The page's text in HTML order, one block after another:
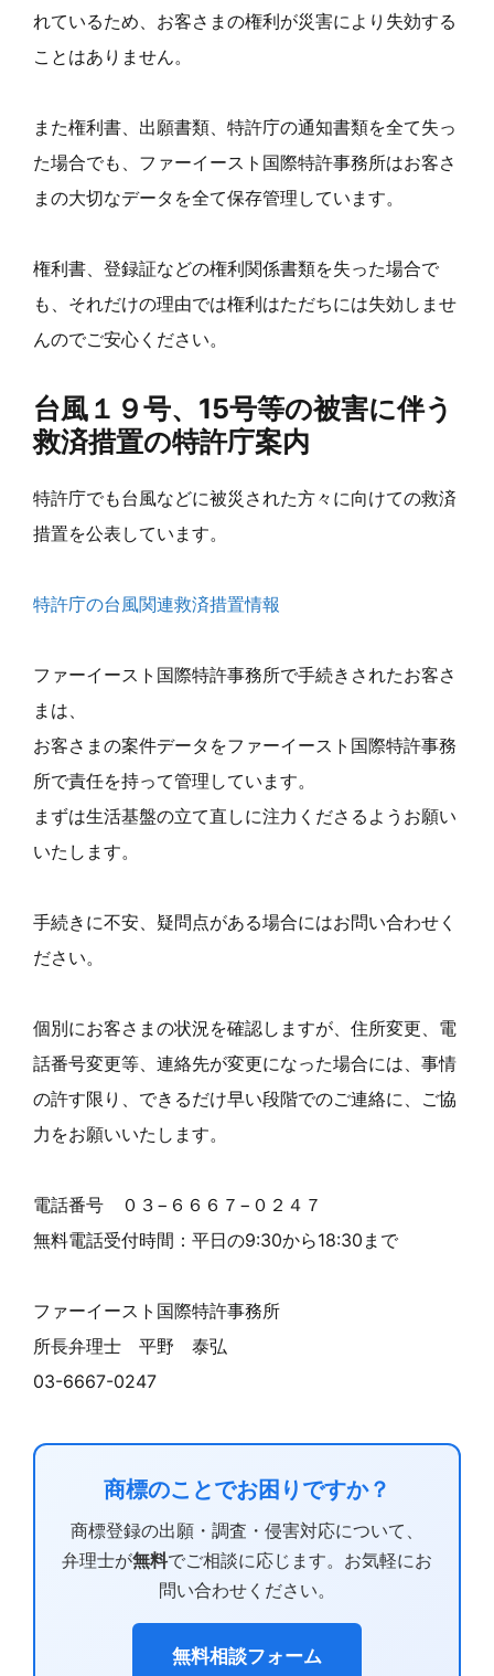
れているため、お客さまの権利が災害により失効する
ことはありません。
また権利書、出願書類、特許庁の通知書類を全て失っ
た場合でも、ファーイースト国際特許事務所はお客さ
まの大切なデータを全て保存管理しています。
権利書、登録証などの権利関係書類を失った場合で
も、それだけの理由では権利はただちには失効しませ
んのでご安心ください。
台風１９号、15号等の被害に伴う
救済措置の特許庁案内
特許庁でも台風などに被災された方々に向けての救済
措置を公表しています。
特許庁の台風関連救済措置情報
ファーイースト国際特許事務所で手続きされたお客さ
まは、
お客さまの案件データをファーイースト国際特許事務
所で責任を持って管理しています。
まずは生活基盤の立て直しに注力くださるようお願い
いたします。
手続きに不安、疑問点がある場合にはお問い合わせく
ださい。
個別にお客さまの状況を確認しますが、住所変更、電
話番号変更等、連絡先が変更になった場合には、事情
の許す限り、できるだけ早い段階でのご連絡に、ご協
力をお願いいたします。
電話番号 ０３−６６６７−０２４７
無料電話受付時間：平日の9:30から18:30まで
ファーイースト国際特許事務所
所長弁理士 平野 泰弘
03-6667-0247
商標のことでお困りですか？
商標登録の出願・調査・侵害対応について、
弁理士が無料でご相談に応じます。お気軽にお
問い合わせください。
無料相談フォーム